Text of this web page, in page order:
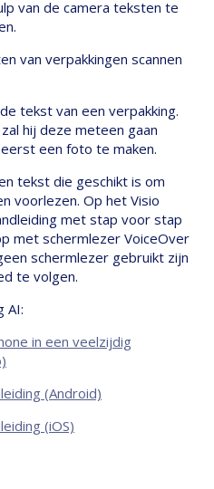
van de camera teksten te
van verpakkingen scannen
tekst van een verpakking.
hij deze meteen gaan
een foto te maken.
tekst die geschikt is om
voorlezen. Op het Visio
met stap voor stap
met schermlezer VoiceOver
schermlezer gebruikt zijn
te volgen.
AI:
in een veelzijdig
(Android)
(iOS)